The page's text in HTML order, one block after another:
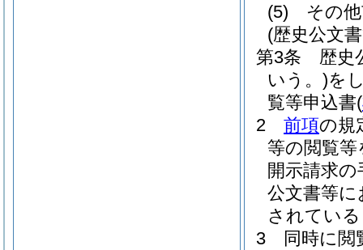
(5)
その
(歴史公文
第3条
歴史
いう。)を
覧等申込書(
2
前項の規
等の閲覧
開示請求
公文書等
されてい
3
同時に閲